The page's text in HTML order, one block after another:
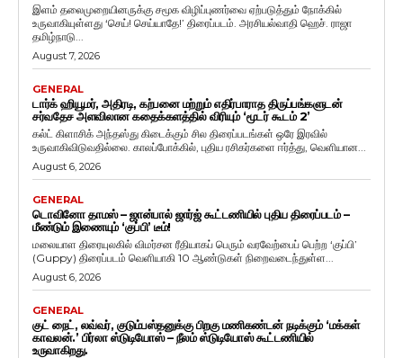
இளம் தலைமுறையினருக்கு சமூக விழிப்புணர்வை ஏற்படுத்தும் நோக்கில்
உருவாகியுள்ளது ‘செய்! செய்யாதே!’ திரைப்படம். அரசியல்வாதி ஹெச். ராஜா
தமிழ்நாடு...
August 7, 2026
GENERAL
டார்க் ஹியூமர், அதிரடி, கற்பனை மற்றும் எதிர்பாராத திருப்பங்களுடன்
சர்வதேச அளவிலான கதைக்களத்தில் விரியும் ‘மூடர் கூடம் 2’
கல்ட் கிளாசிக் அந்தஸ்து கிடைக்கும் சில திரைப்படங்கள் ஒரே இரவில்
உருவாகிவிடுவதில்லை. காலப்போக்கில், புதிய ரசிகர்களை ஈர்த்து, வெளியான...
August 6, 2026
GENERAL
டொவினோ தாமஸ் – ஜான்பால் ஜார்ஜ் கூட்டணியில் புதிய திரைப்படம் –
மீண்டும் இணையும் ‘குப்பி’ டீம்!
மலையாள திரையுலகில் விமர்சன ரீதியாகப் பெரும் வரவேற்பைப் பெற்ற ‘குப்பி’
(Guppy) திரைப்படம் வெளியாகி 10 ஆண்டுகள் நிறைவடைந்துள்ள...
August 6, 2026
GENERAL
குட் நைட், லவ்வர், குடும்பஸ்தனுக்கு பிறகு மணிகண்டன் நடிக்கும் ‘மக்கள்
காவலன்.’ பிர்லா ஸ்டுடியோஸ் – நீலம் ஸ்டுடியோஸ் கூட்டணியில்
உருவாகிறது.